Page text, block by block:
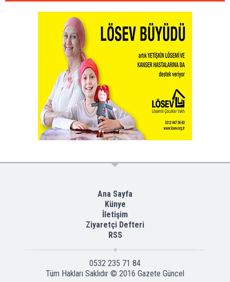
Ana Sayfa
Künye
İletişim
Ziyaretçi Defteri
RSS
0532 235 71 84
Tüm Hakları Saklıdır © 2016 Gazete Güncel